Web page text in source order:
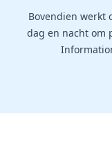
Bovendien werkt
dag en nacht om